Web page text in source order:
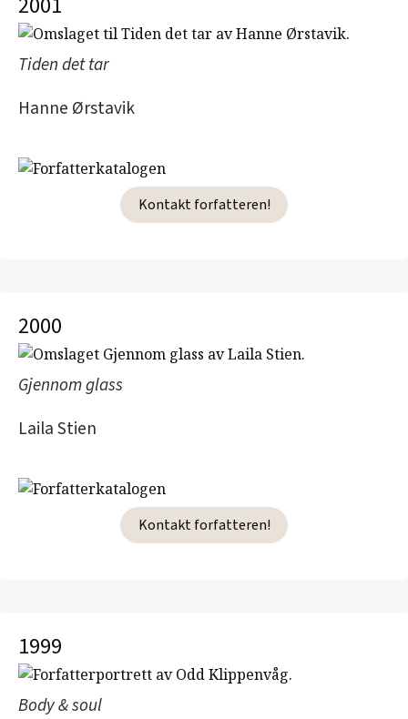
Tiden det tar
Hanne Ørstavik
Kontakt forfatteren!
2000
Gjennom glass
Laila Stien
Kontakt forfatteren!
1999
Body & soul